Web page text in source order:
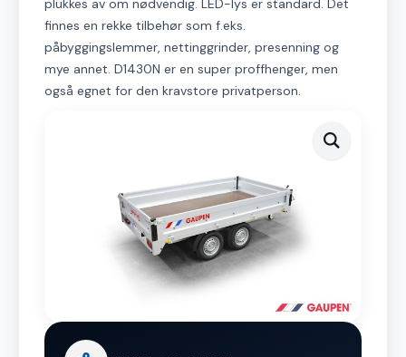
plukkes av om nødvendig. LED-lys er standard. Det
finnes en rekke tilbehør som f.eks.
påbyggingslemmer, nettinggrinder, presenning og
mye annet. D1430N er en super proffhenger, men
også egnet for den kravstore privatperson.